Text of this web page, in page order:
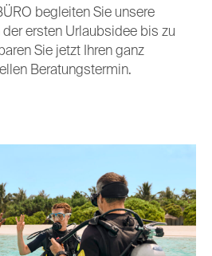
begleiten Sie unsere
der ersten Urlaubsidee bis zu
Sie jetzt Ihren ganz
Beratungstermin.